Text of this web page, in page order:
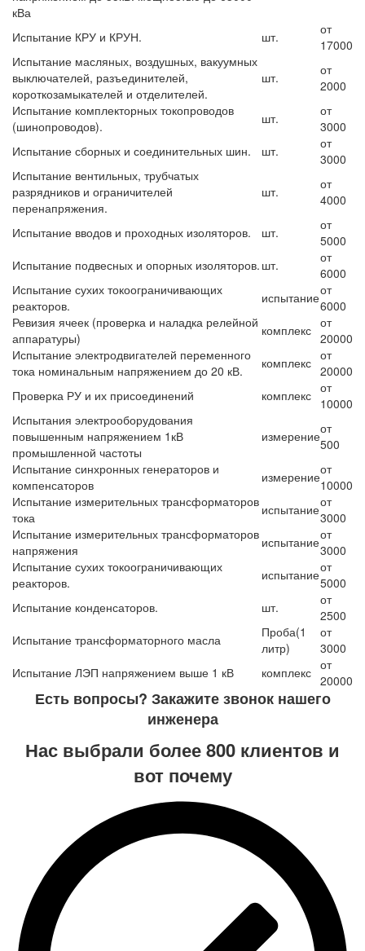
кВа
Испытание КРУ и КРУН. шт.
от
17000
Испытание масляных, воздушных, вакуумных
выключателей, разъединителей,
короткозамыкателей и отделителей.
шт.
от
2000
Испытание комплекторных токопроводов
(шинопроводов).
шт.
от
3000
Испытание сборных и соединительных шин.
шт.
от
3000
Испытание вентильных, трубчатых
разрядников и ограничителей
перенапряжения.
шт.
от
4000
Испытание вводов и проходных изоляторов.
шт.
от
5000
Испытание подвесных и опорных изоляторов. шт.
от
6000
Испытание сухих токоограничивающих
реакторов.
испытаниеот
6000
Ревизия ячеек (проверка и наладка релейной
аппаратуры)
комплекс от
20000
Испытание электродвигателей переменного
тока номинальным напряжением до 20 кВ.
комплекс от
20000
Проверка РУ и их присоединений
комплекс от
10000
Испытания электрооборудования
повышенным напряжением 1кВ
промышленной частоты
измерениеот
500
Испытание синхронных генераторов и
компенсаторов
измерениеот
10000
Испытание измерительных трансформаторов
тока
испытаниеот
3000
Испытание измерительных трансформаторов
напряжения
испытаниеот
3000
Испытание сухих токоограничивающих
реакторов.
испытаниеот
5000
Испытание конденсаторов.
шт.
от
2500
Испытание трансформаторного масла
Проба(1
литр)
от
3000
Испытание ЛЭП напряжением выше 1 кВ
комплекс от
20000
Есть вопросы? Закажите звонок нашего
инженера
Нас выбрали более 800 клиентов и
вот почему